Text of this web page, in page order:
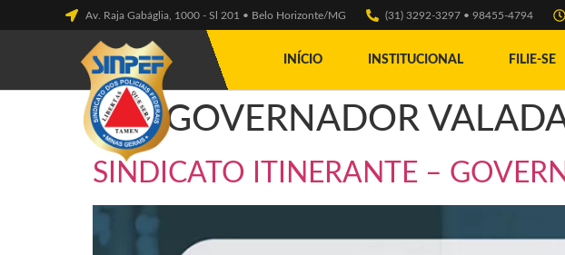
Av. Raja Gabáglia, 1000 - Sl 201 • Belo Horizonte/MG (31) 3292-3297 • 98455-4794
INÍCIO INSTITUCIONAL FILIE-SE
Tag:GOVERNADOR
SINDICATO ITINERANTE –